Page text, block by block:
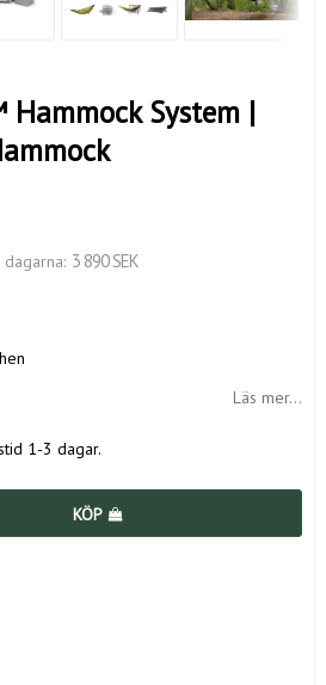
Hammock System |
3 890 SEK
Läs mer...
1-3 dagar.
KÖP